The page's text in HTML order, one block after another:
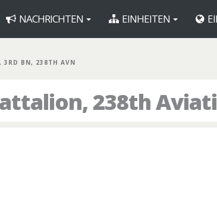
NACHRICHTEN EINHEITEN
3RD BN, 238TH AVN
238th